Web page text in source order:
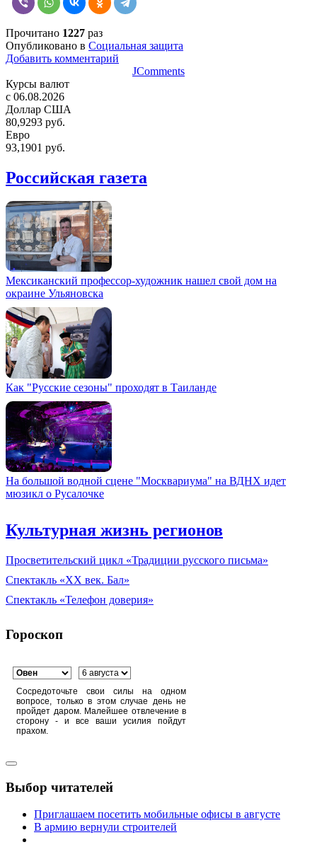
Прочитано 1227 раз
Опубликовано в Социальная защита
Добавить комментарий
JComments
Курсы валют
c 06.08.2026
Доллар США
80,9293 руб.
Евро
93,1901 руб.
Российская газета
Мексиканский профессор-художник нашел свой дом на
окраине Ульяновска
Как "Русские сезоны" проходят в Таиланде
На большой водной сцене "Москвариума" на ВДНХ идет
мюзикл о Русалочке
Культурная жизнь регионов
Просветительский цикл «Традиции русского письма»
Спектакль «XX век. Бал»
Спектакль «Телефон доверия»
Гороскоп
Сосредоточьте свои силы на одном
вопросе, только в этом случае день не
пройдет даром. Малейшее отвлечение в
сторону - и все ваши усилия пойдут
прахом.
Выбор читателей
Приглашаем посетить мобильные офисы в августе
В армию вернули строителей